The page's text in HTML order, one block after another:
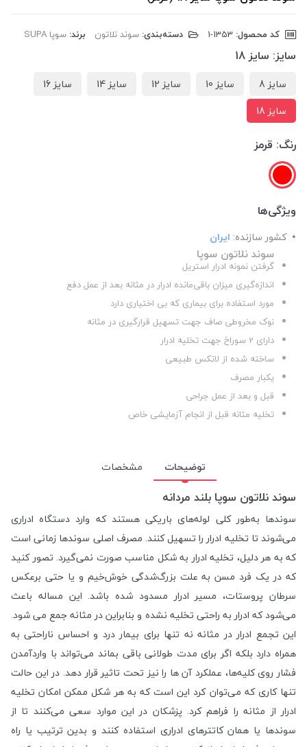
کد محصول: دسته‌بندی: سوند نلاتون برند: سوپا SUPA
سایز: سایز 18
سایز 8 سایز 10 سایز 12 سایز 14
سایز 16
سایز 18
رنگ: قرمز
ویژگی‌ها
کشور سازنده: ایران
سوند نلاتون سوپا
گرفتن نمونه ادرار استریل
اندازه‌گیری میزان باقی‌مانده ادرار در مثانه بعد از عمل دفع
مورد استفاده برای بیماری که بی اختیاری دارد
نوک مخروطی صاف جهت تسهیل قرارگیری در مثانه
دارای 2 سوراخ جهت تخلیه ادرار
ساخته شده از لاتکس طبیعی
یکبار مصرف
قبل و بعد از عمل جراحی
تخلیه مثانه قبل از انجام آزمایشی خاص
توضیحات مشخصات
سوند نلاتون سوپا بلند مردانه
سوندها به‌طور کلی لوله‌های باریکی هستند که وارد دستگاه ادراری
می‌شوند تا تخلیه ادرار را تسهیل کنند. مصرف اصلی سوندها زمانی است
که به هر دلیل، تخلیه ادرار به شکل مناسب صورت نمی‌گیرد. تصور کنید
که در یک فرد مسن به علت بزرگ‌شدگی خوش‌خیم و یا حتی برعکس
سرطان پروستات، مسیر ادرار مسدود شده باشد. این مساله باعث
می‌شود که ادرار به راحتی تخلیه نشده و بنابراین در مثانه جمع می شود.
این تجمع ادرار در مثانه نه تنها برای بیمار درد و احساس ناراحتی به
همراه دارد بلکه اگر برای مدت طولانی باقی بماند می‌تواند با واردآمدن
فشار روی کلیه‌ها، عملکرد آن ها را نیز تحت تاثیر قرار دهد. در این حالت
تنها کاری که می‌توان کرد این است که به هر شکل ممکن امکان تخلیه
ادرار از مثانه را فراهم کرد. پزشکان در این موارد سعی می‌کنند تا از
سوندها یا همان کاتترهای ادراری استفاده کنند و بدین ترتیب یا راه